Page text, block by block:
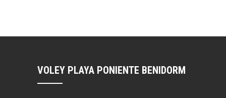
VOLEY PLAYA PONIENTE BENIDORM